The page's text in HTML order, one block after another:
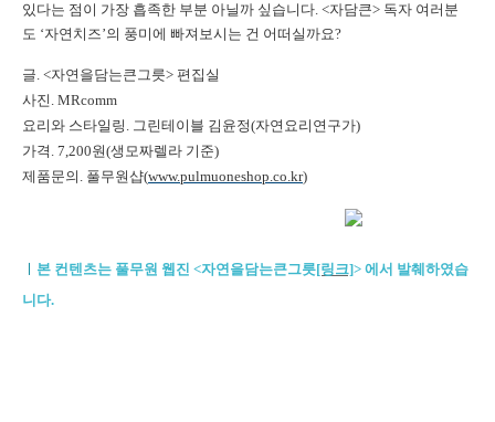
있다는 점이 가장 흡족한 부분 아닐까 싶습니다. <자담큰> 독자 여러분
도 ‘자연치즈’의 풍미에 빠져보시는 건 어떠실까요?
글. <자연을담는큰그릇> 편집실
사진. MRcomm
요리와 스타일링. 그린테이블 김윤정(자연요리연구가)
가격. 7,200원(생모짜렐라 기준)
제품문의. 풀무원샵(www.pulmuoneshop.co.kr)
본 컨텐츠는 풀무원 웹진 <자연을담는큰그릇[링크]> 에서 발췌하였습
니다.